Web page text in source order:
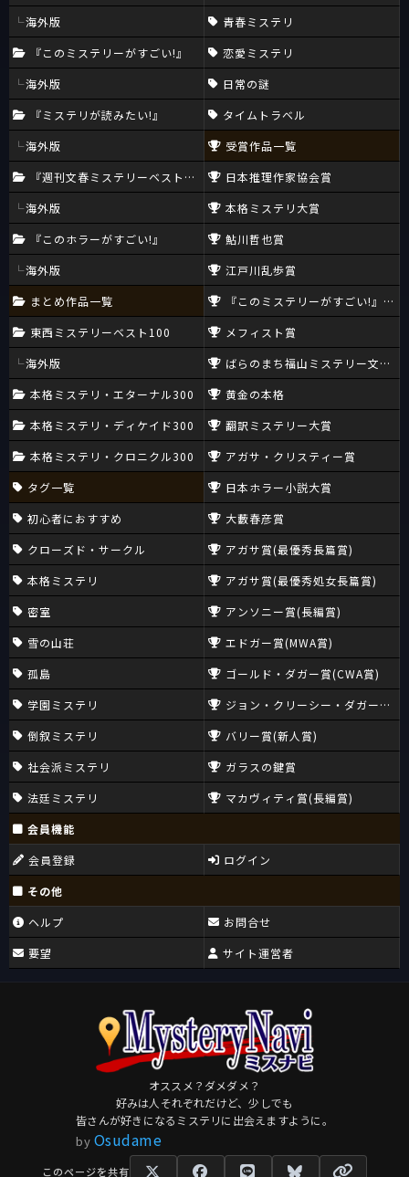
海外版
『このミステリーがすごい!』
海外版
『ミステリが読みたい!』
海外版
『週刊文春ミステリーベスト10』
海外版
『このホラーがすごい!』
海外版
まとめ作品一覧
東西ミステリーベスト100
海外版
本格ミステリ・エターナル300
本格ミステリ・ディケイド300
本格ミステリ・クロニクル300
タグ一覧
初心者におすすめ
クローズド・サークル
本格ミステリ
密室
雪の山荘
孤島
学園ミステリ
倒叙ミステリ
社会派ミステリ
法廷ミステリ
青春ミステリ
恋愛ミステリ
日常の謎
タイムトラベル
受賞作品一覧
日本推理作家協会賞
本格ミステリ大賞
鮎川哲也賞
江戸川乱歩賞
『このミステリーがすごい!』大賞
メフィスト賞
ばらのまち福山ミステリー文学新
黄金の本格
翻訳ミステリー大賞
アガサ・クリスティー賞
日本ホラー小説大賞
大藪春彦賞
アガサ賞(最優秀長篇賞)
アガサ賞(最優秀処女長篇賞)
アンソニー賞(長編賞)
エドガー賞(MWA賞)
ゴールド・ダガー賞(CWA賞)
ジョン・クリーシー・ダガー賞
バリー賞(新人賞)
ガラスの鍵賞
マカヴィティ賞(長編賞)
会員機能
会員登録
ログイン
その他
ヘルプ
要望
お問合せ
サイト運営者
オススメ？ダメダメ？
好みは人それぞれだけど、少しでも
皆さんが好きになるミステリに出会えますように。
by Osudame
このページを共有